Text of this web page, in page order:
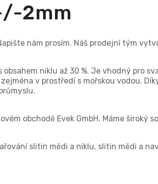
2mm
nám prosím. Náš prodejní tým
niklu až 30 %. Je vhodný pro
v prostředí s mořskou vodou.
obchodě Evek GmbH. Máme
slitin mědi a niklu, slitin mědi a